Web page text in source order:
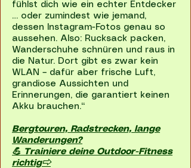
fühlst dich wie ein echter Entdecker
… oder zumindest wie jemand,
dessen Instagram-Fotos genau so
aussehen. Also: Rucksack packen,
Wanderschuhe schnüren und raus in
die Natur. Dort gibt es zwar kein
WLAN – dafür aber frische Luft,
grandiose Aussichten und
Erinnerungen, die garantiert keinen
Akku brauchen.“
Bergtouren, Radstrecken, lange
Wanderungen?
💪 Trainiere deine Outdoor-Fitness
richtig⇨